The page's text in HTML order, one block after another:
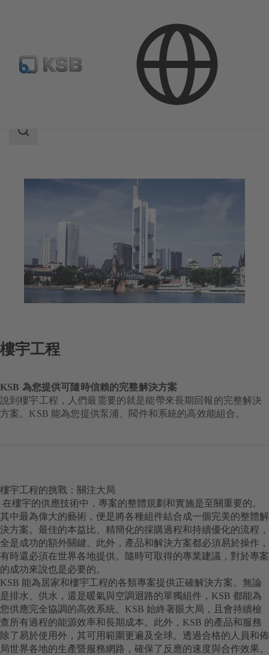
搜
围
樓宇工程
KSB 為您提供可隨時信賴的完整解決方案
說到樓宇工程，人們最需要的就是能帶來長期回報的完整解決
方案。KSB 能為您提供泵浦、閥件和系統的高效能組合。
樓宇工程的挑戰：關注大局
在樓宇的供應技術中，專案的整體規劃和實施是至關重要的。
其中最為偉大的藝術，便是將各種組件結合成一個完美的整體解
決方案。最佳的本益比、精簡化的採購過程和持續優化的流程，
全是成功的額外關鍵。此外，產品和解決方案都必須易於操作，
有時還必須在世界各地提供。隨時可取得的專業建議，對於專案
的成功來說也是必要的。
KSB 能為居家和樓宇工程的各類專案提供正確解決方案。無論
是排水、供水，還是暖氣與空調迴路的單獨組件，KSB 都能為
您供應完全協調的高效系統。KSB 始終著眼大局，且會持續檢
查所有過程的能源效率和長期成本。此外，KSB 的產品和服務
除了易於使用外，其可用範圍更遍及全球。透過合格的人員和佈
局世界各地的生產暨服務網路，確保了反應的速度與合作效果。